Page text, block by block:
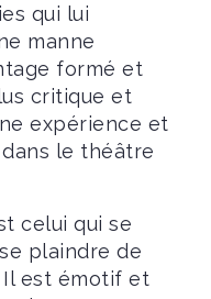
qui lui
manne
formé et
critique et
expérience et
le théâtre
celui qui se
plaindre de
Il est émotif et